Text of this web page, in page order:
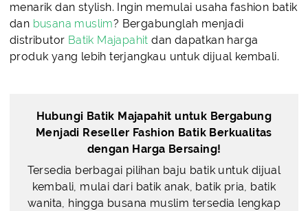
menarik dan stylish. Ingin memulai usaha fashion batik
dan busana muslim? Bergabunglah menjadi
distributor Batik Majapahit dan dapatkan harga
produk yang lebih terjangkau untuk dijual kembali.
Hubungi Batik Majapahit untuk Bergabung
Menjadi Reseller Fashion Batik Berkualitas
dengan Harga Bersaing!
Tersedia berbagai pilihan baju batik untuk dijual
kembali, mulai dari batik anak, batik pria, batik
wanita, hingga busana muslim tersedia lengkap